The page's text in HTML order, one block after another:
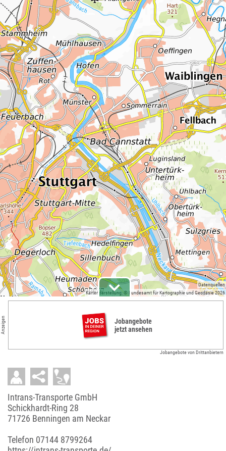
Kartendarstellung: © Bundesamt für Kartographie und Geodäsie 2026
Datenquellen
Anzeigen
Jobangebote
jetzt ansehen
Jobangebote von Drittanbietern
Intrans-Transporte GmbH
Schickhardt-Ring 28
71726 Benningen am Neckar
Telefon 07144 8799264